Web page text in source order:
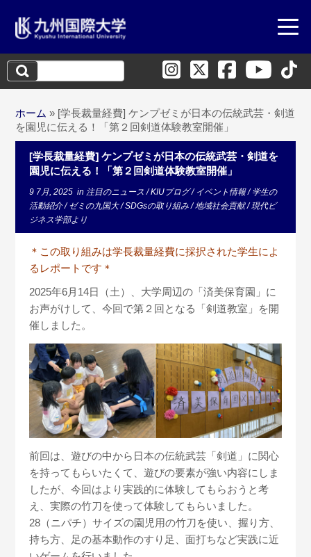
検
索:
ホーム » [学長裁量経費] ケンプゼミが日本の伝統武芸・剣道
を園児に伝える！「第２回剣道体験教室開催」
[学長裁量経費] ケンプゼミが日本の伝統武芸・剣道を
園児に伝える！「第２回剣道体験教室開催」
9 7月, 2025 in 注目のニュース/KIUブログ/ イベント情報/学生の
活動紹介/ゼミの九国大/SDGsの取り組み/地域社会貢献/現代ビ
ジネス学部より
＊この取り組みは学長裁量経費に採択された学生によ
るレポートです＊
2025年6月14日（土）、大学周辺の「済美保育園」に
お声がけして、今回で第２回となる「剣道教室」を開
催しました。
前回は、遊びの中から日本の伝統武芸「剣道」に関心
を持ってもらいたくて、遊びの要素が強い内容にしま
したが、今回はより実践的に体験してもらおうと考
え、実際の竹刀を使って体験してもらいました。
28（ニパチ）サイズの園児用の竹刀を使い、握り方、
持ち方、足の基本動作のすり足、面打ちなど実践に近